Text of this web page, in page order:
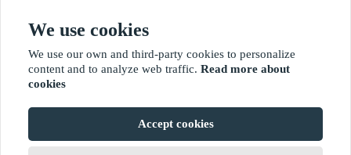
Адреса
?2021 ваимаониу.нет
We use cookies
We use our own and third-party cookies to personalize
content and to analyze web traffic. Read more about
cookies
Accept cookies